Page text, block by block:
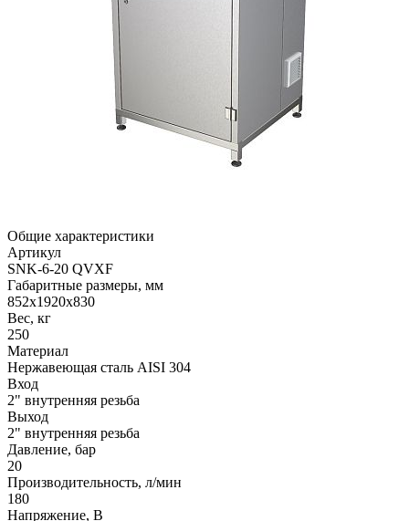
Общие характеристики
Артикул
SNK-6-20 QVXF
Габаритные размеры, мм
852х1920х830
Вес, кг
250
Материал
Нержавеющая сталь AISI 304
Вход
2" внутренняя резьба
Выход
2" внутренняя резьба
Давление, бар
20
Производительность, л/мин
180
Напряжение, В